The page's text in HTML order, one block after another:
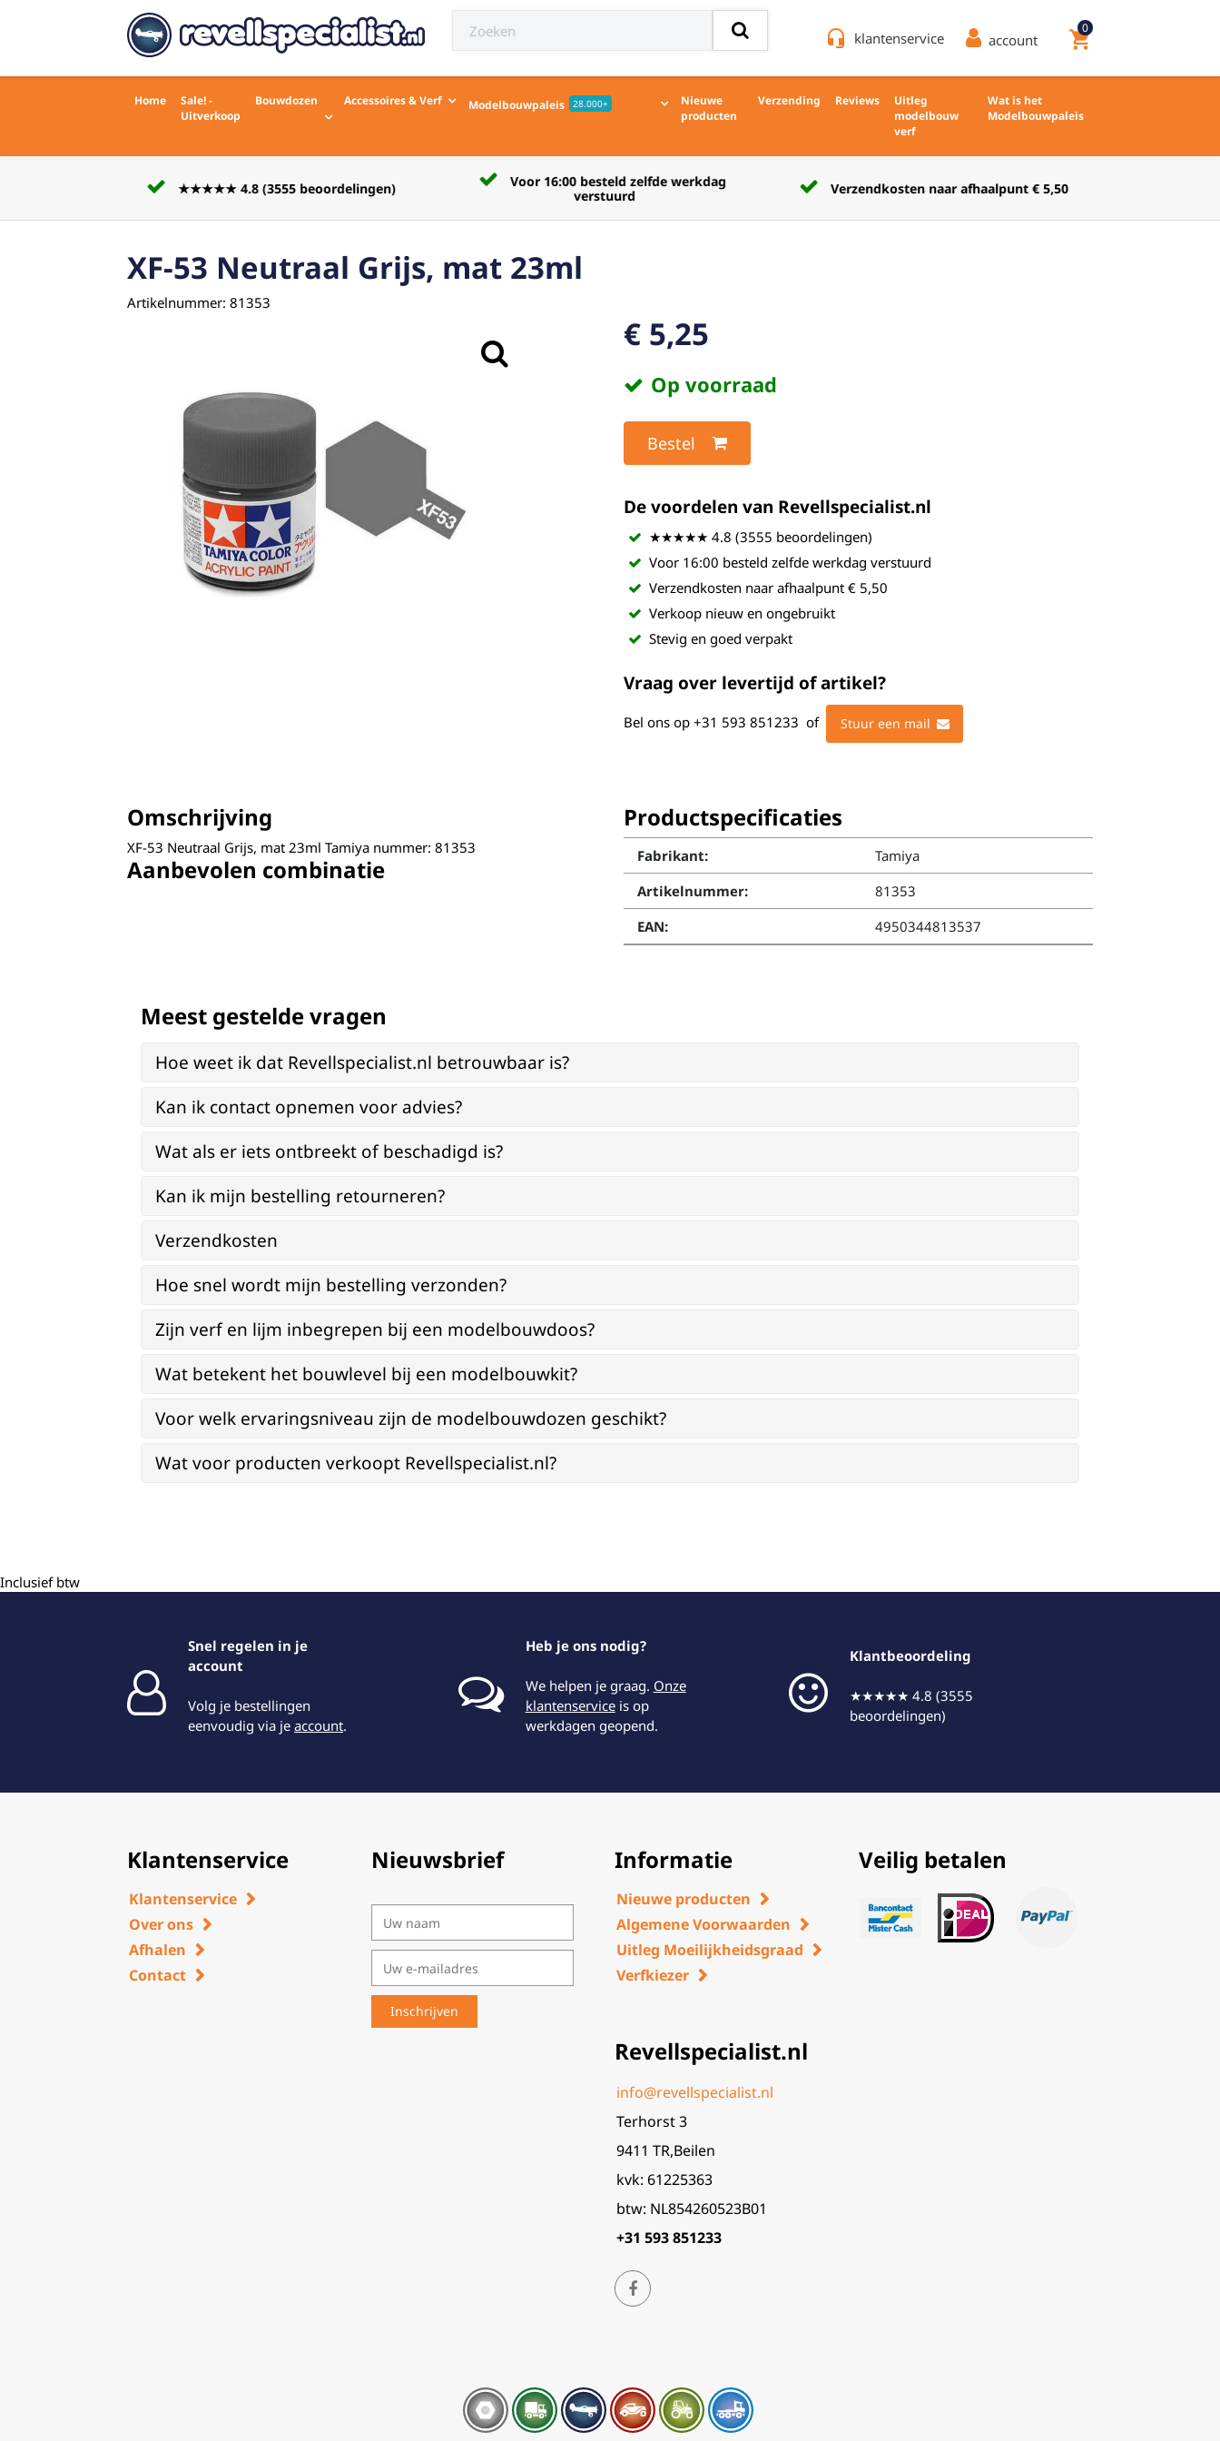
headset_mic klantenservice account shopping_cart
0
Home
Sale! -
Uitverkoop
Bouwdozen Accessoires & Verf Modelbouwpaleis 28.000+
Nieuwe
producten
Verzending Reviews
Uitleg
modelbouw
verf
Wat is het
Modelbouwpaleis
Voor 16:00 besteld zelfde werkdag
verstuurd
Verzendkosten naar afhaalpunt € 5,50 Verkoop nieuw en ongebruikt
XF-53 Neutraal Grijs, mat 23ml
Artikelnummer: 81353
€ 5,25
Op voorraad
Bestel
De voordelen van Revellspecialist.nl
★★★★★ 4.8 (3555 beoordelingen)
Voor 16:00 besteld zelfde werkdag verstuurd
Verzendkosten naar afhaalpunt € 5,50
Verkoop nieuw en ongebruikt
Stevig en goed verpakt
Vraag over levertijd of artikel?
Bel ons op +31 593 851233 of Stuur een mail
Omschrijving
XF-53 Neutraal Grijs, mat 23ml Tamiya nummer: 81353
Aanbevolen combinatie
Productspecificaties
Fabrikant:
Tamiya
Artikelnummer:
81353
EAN:
4950344813537
Meest gestelde vragen
Hoe weet ik dat Revellspecialist.nl betrouwbaar is?
Kan ik contact opnemen voor advies?
Wat als er iets ontbreekt of beschadigd is?
Kan ik mijn bestelling retourneren?
Verzendkosten
Hoe snel wordt mijn bestelling verzonden?
Zijn verf en lijm inbegrepen bij een modelbouwdoos?
Wat betekent het bouwlevel bij een modelbouwkit?
Voor welk ervaringsniveau zijn de modelbouwdozen geschikt?
Wat voor producten verkoopt Revellspecialist.nl?
Inclusief btw
Snel regelen in je
account
Volg je bestellingen
eenvoudig via je account.
Heb je ons nodig?
We helpen je graag. Onze
klantenserviceis op
werkdagen geopend.
Klantbeoordeling
★★★★★ 4.8 (3555
beoordelingen)
Klantenservice
Klantenservice
Over ons
Afhalen
Contact
Nieuwsbrief Informatie
Nieuwe producten
Algemene Voorwaarden
Uitleg Moeilijkheidsgraad
Verfkiezer
Revellspecialist.nl
info@revellspecialist.nl
Terhorst 3
9411 TR,Beilen
kvk: 61225363
btw: NL854260523B01
+31 593 851233
Veilig betalen